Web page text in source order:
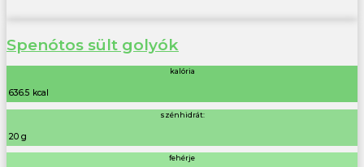
Spenótos sült golyók
kalória
636.5 kcal
szénhidrát:
20 g
fehérje